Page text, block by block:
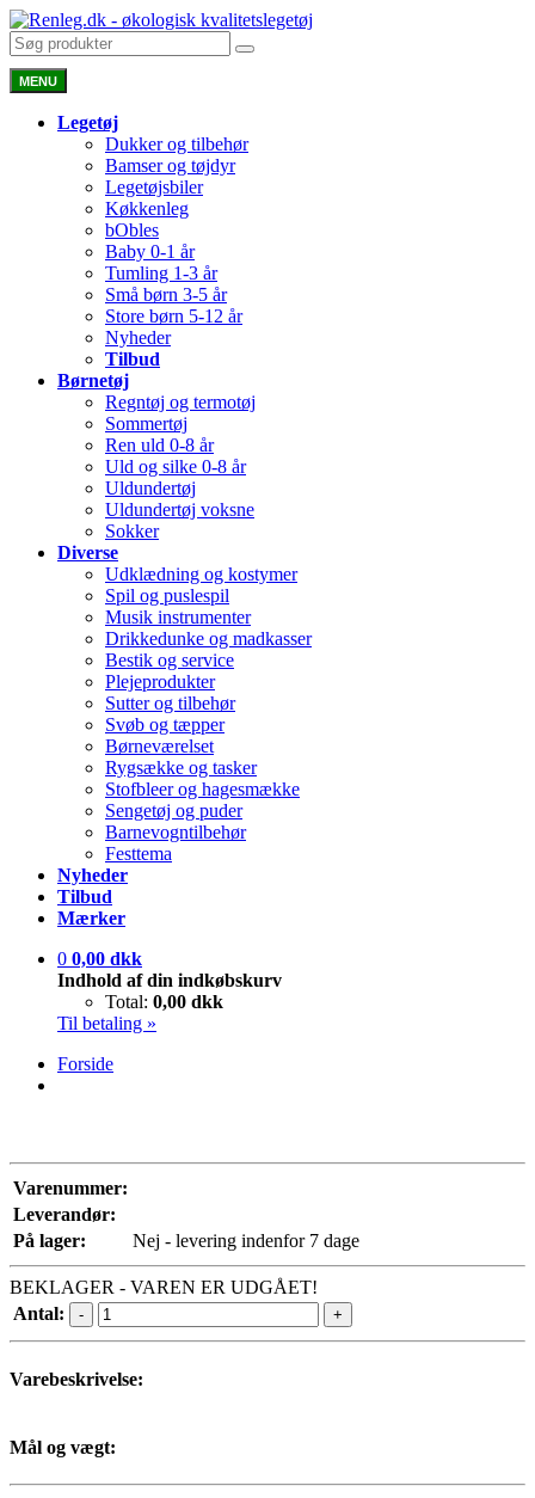
MENU
Legetøj
Dukker og tilbehør
Bamser og tøjdyr
Legetøjsbiler
Køkkenleg
bObles
Baby 0-1 år
Tumling 1-3 år
Små børn 3-5 år
Store børn 5-12 år
Nyheder
Tilbud
Børnetøj
Regntøj og termotøj
Sommertøj
Ren uld 0-8 år
Uld og silke 0-8 år
Uldundertøj
Uldundertøj voksne
Sokker
Diverse
Udklædning og kostymer
Spil og puslespil
Musik instrumenter
Drikkedunke og madkasser
Bestik og service
Plejeprodukter
Sutter og tilbehør
Svøb og tæpper
Børneværelset
Rygsække og tasker
Stofbleer og hagesmække
Sengetøj og puder
Barnevogntilbehør
Festtema
Nyheder
Tilbud
Mærker
0 0,00 dkk
Indhold af din indkøbskurv
Total: 0,00 dkk
Til betaling »
Forside
Varenummer:
Leverandør:
På lager:
Nej - levering indenfor 7 dage
BEKLAGER - VAREN ER UDGÅET!
Antal:
- +
Varebeskrivelse:
Mål og vægt: